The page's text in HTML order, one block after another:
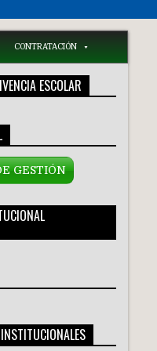
CONTRATACIÓN
ESCOLAR
GESTIÓN